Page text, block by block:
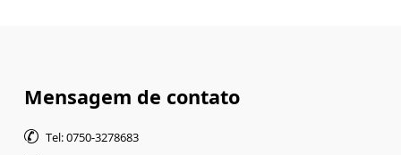
Mensagem de contato
 Tel: 0750-3278683